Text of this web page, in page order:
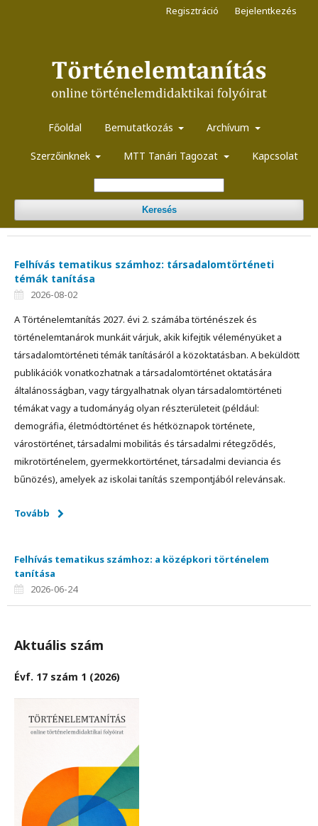
Főoldal Bemutatkozás Archívum
Szerzőinknek MTT Tanári Tagozat Kapcsolat
Keresés
Regisztráció Bejelentkezés
Felhívás tematikus számhoz: társadalomtörténeti
témák tanítása
2026-08-02
A Történelemtanítás 2027. évi 2. számába történészek és
történelemtanárok munkáit várjuk, akik kifejtik véleményüket a
társadalomtörténeti témák tanításáról a közoktatásban. A beküldött
publikációk vonatkozhatnak a társadalomtörténet oktatására
általánosságban, vagy tárgyalhatnak olyan társadalomtörténeti
témákat vagy a tudományág olyan részterületeit (például:
demográfia, életmódtörténet és hétköznapok története,
várostörténet, társadalmi mobilitás és társadalmi rétegződés,
mikrotörténelem, gyermekkortörténet, társadalmi deviancia és
bűnözés), amelyek az iskolai tanítás szempontjából relevánsak.
Tovább
Felhívás tematikus számhoz: a középkori történelem
tanítása
2026-06-24
Aktuális szám
Évf. 17 szám 1 (2026)